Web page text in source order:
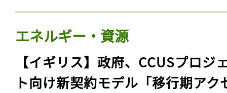
エネルギー・資源
【イギリス】政府、CCUSプロジ
ト向け新契約モデル「移行期アク